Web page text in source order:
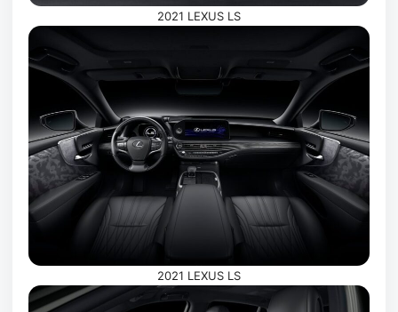
2021 LEXUS LS
2021 LEXUS LS